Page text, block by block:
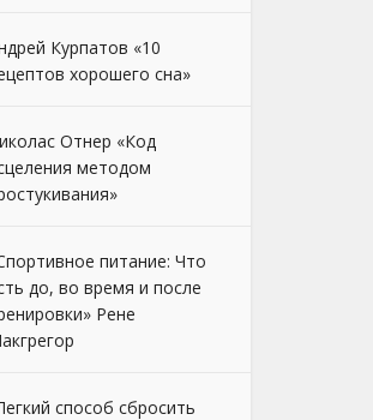
Курпатов «10
хорошего сна»
Отнер «Код
методом
питание: Что
до, во время и после
Рене
способ сбросить